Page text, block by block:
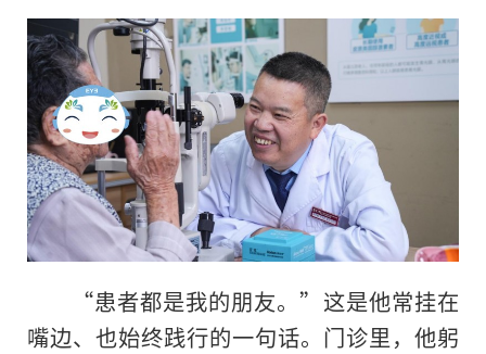
“患者都是我的朋友。”这是他常挂在
嘴边、也始终践行的一句话。门诊里，他躬